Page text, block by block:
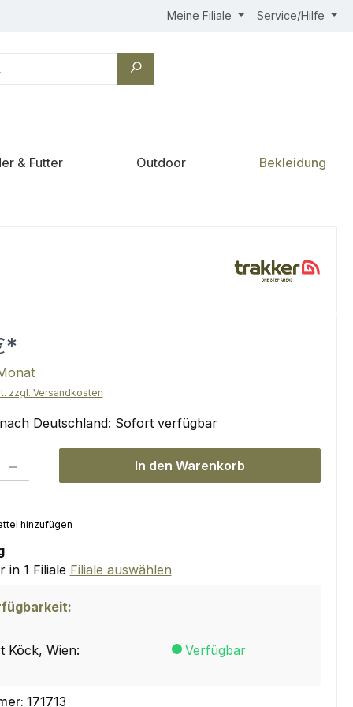
Meine Filiale Service/Hilfe
& Futter Outdoor Bekleidung
zzgl. Versandkosten
Deutschland: Sofort verfügbar
In den Warenkorb
hinzufügen
in 1 Filiale Filiale auswählen
Köck, Wien: Verfügbar
171713